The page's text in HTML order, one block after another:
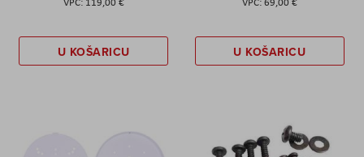
U KOŠARICU U KOŠARICU